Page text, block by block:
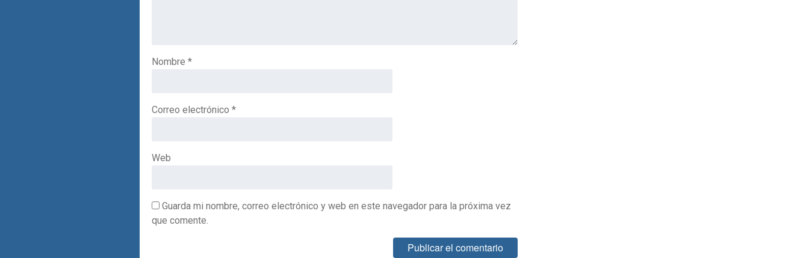
Nombre *
Correo electrónico *
Web
Guarda mi nombre, correo electrónico y web en este navegador para la próxima vez
que comente.